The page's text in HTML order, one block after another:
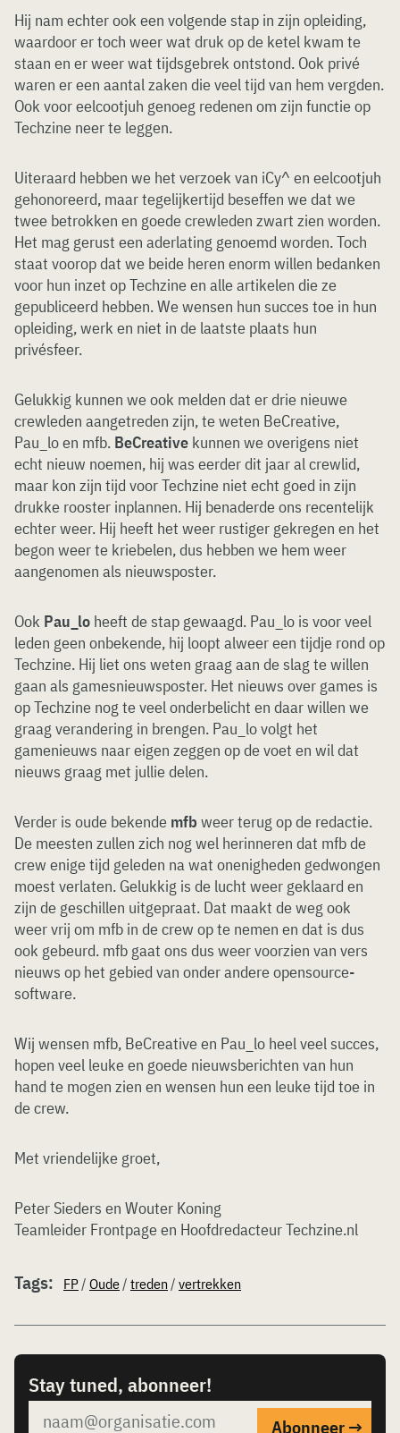
Hij nam echter ook een volgende stap in zijn opleiding,
waardoor er toch weer wat druk op de ketel kwam te
staan en er weer wat tijdsgebrek ontstond. Ook privé
waren er een aantal zaken die veel tijd van hem vergden.
Ook voor eelcootjuh genoeg redenen om zijn functie op
Techzine neer te leggen.
Uiteraard hebben we het verzoek van iCy^ en eelcootjuh
gehonoreerd, maar tegelijkertijd beseffen we dat we
twee betrokken en goede crewleden zwart zien worden.
Het mag gerust een aderlating genoemd worden. Toch
staat voorop dat we beide heren enorm willen bedanken
voor hun inzet op Techzine en alle artikelen die ze
gepubliceerd hebben. We wensen hun succes toe in hun
opleiding, werk en niet in de laatste plaats hun
privésfeer.
Gelukkig kunnen we ook melden dat er drie nieuwe
crewleden aangetreden zijn, te weten BeCreative,
Pau_lo en mfb. BeCreative kunnen we overigens niet
echt nieuw noemen, hij was eerder dit jaar al crewlid,
maar kon zijn tijd voor Techzine niet echt goed in zijn
drukke rooster inplannen. Hij benaderde ons recentelijk
echter weer. Hij heeft het weer rustiger gekregen en het
begon weer te kriebelen, dus hebben we hem weer
aangenomen als nieuwsposter.
Ook Pau_lo heeft de stap gewaagd. Pau_lo is voor veel
leden geen onbekende, hij loopt alweer een tijdje rond op
Techzine. Hij liet ons weten graag aan de slag te willen
gaan als gamesnieuwsposter. Het nieuws over games is
op Techzine nog te veel onderbelicht en daar willen we
graag verandering in brengen. Pau_lo volgt het
gamenieuws naar eigen zeggen op de voet en wil dat
nieuws graag met jullie delen.
Verder is oude bekende mfb weer terug op de redactie.
De meesten zullen zich nog wel herinneren dat mfb de
crew enige tijd geleden na wat onenigheden gedwongen
moest verlaten. Gelukkig is de lucht weer geklaard en
zijn de geschillen uitgepraat. Dat maakt de weg ook
weer vrij om mfb in de crew op te nemen en dat is dus
ook gebeurd. mfb gaat ons dus weer voorzien van vers
nieuws op het gebied van onder andere opensource-
software.
Wij wensen mfb, BeCreative en Pau_lo heel veel succes,
hopen veel leuke en goede nieuwsberichten van hun
hand te mogen zien en wensen hun een leuke tijd toe in
de crew.
Met vriendelijke groet,
Peter Sieders en Wouter Koning
Teamleider Frontpage en Hoofdredacteur Techzine.nl
Tags: FP/ Oude/ treden / vertrekken
Stay tuned, abonneer!